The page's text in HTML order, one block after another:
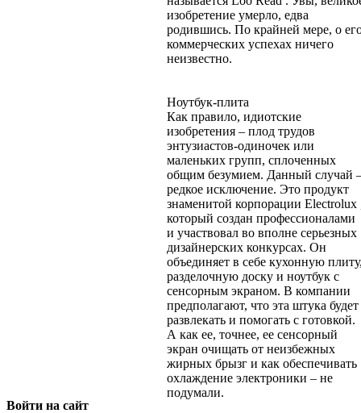
Войти на сайт
изобретение умерло, едва
родившись. По крайней мере, о
коммерческих успехах ничего
неизвестно.
Ноутбук-плита
Как правило, идиотские
изобретения – плод трудов
энтузиастов-одиночек или
маленьких групп, сплоченных
общим безумием. Данный случай
редкое исключение. Это продукт
знаменитой корпорации Electrolux
который создан профессионалами
и участвовал во вполне серьезных
дизайнерских конкурсах. Он
объединяет в себе кухонную
разделочную доску и ноутбук с
сенсорным экраном. В компании
предполагают, что эта штука будет
развлекать и помогать с готовкой.
А как ее, точнее, ее сенсорный
экран очищать от неизбежных
жирных брызг и как обеспечивать
охлаждение электроники – не
подумали.